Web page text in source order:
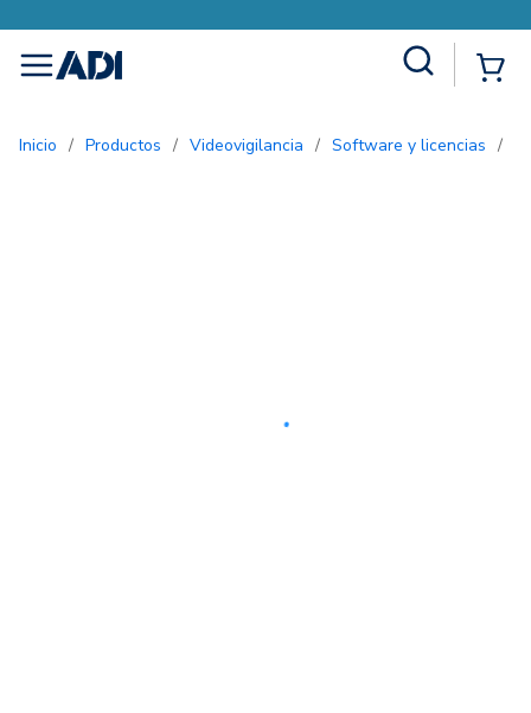
menu
Inicio / Productos / Videovigilancia / Software y licencias /